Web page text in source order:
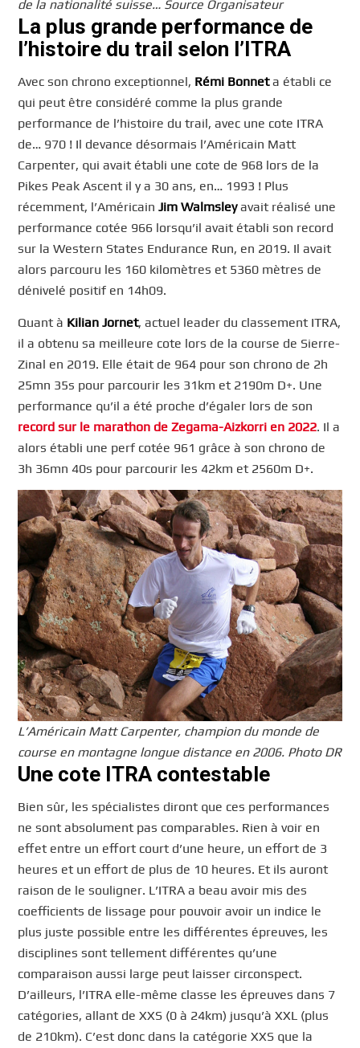
de la nationalité suisse… Source Organisateur
La plus grande performance de
l’histoire du trail selon l’ITRA
Avec son chrono exceptionnel, Rémi Bonneta établi ce
qui peut être considéré comme la plus grande
performance de l’histoire du trail, avec une cote ITRA
de… 970 ! Il devance désormais l’Américain Matt
Carpenter, qui avait établi une cote de 968 lors de la
Pikes Peak Ascent il y a 30 ans, en… 1993 ! Plus
récemment, l’Américain Jim Walmsleyavait réalisé une
performance cotée 966 lorsqu’il avait établi son record
sur la Western States Endurance Run, en 2019. Il avait
alors parcouru les 160 kilomètres et 5360 mètres de
dénivelé positif en 14h09.
Quant à Kilian Jornet, actuel leader du classement ITRA,
il a obtenu sa meilleure cote lors de la course de Sierre-
Zinal en 2019. Elle était de 964 pour son chrono de 2h
25mn 35s pour parcourir les 31km et 2190m D+. Une
performance qu’il a été proche d’égaler lors de son
record sur le marathon de Zegama-Aizkorri en 2022. Il a
alors établi une perf cotée 961 grâce à son chrono de
3h 36mn 40s pour parcourir les 42km et 2560m D+.
L’Américain Matt Carpenter, champion du monde de
course en montagne longue distance en 2006. Photo DR
Une cote ITRA contestable
Bien sûr, les spécialistes diront que ces performances
ne sont absolument pas comparables. Rien à voir en
effet entre un effort court d’une heure, un effort de 3
heures et un effort de plus de 10 heures. Et ils auront
raison de le souligner. L’ITRA a beau avoir mis des
coefficients de lissage pour pouvoir avoir un indice le
plus juste possible entre les différentes épreuves, les
disciplines sont tellement différentes qu’une
comparaison aussi large peut laisser circonspect.
D’ailleurs, l’ITRA elle-même classe les épreuves dans 7
catégories, allant de XXS (0 à 24km) jusqu’à XXL (plus
de 210km). C’est donc dans la catégorie XXS que la